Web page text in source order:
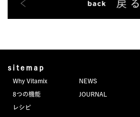
sitemap
Why Vitamix
8つの機能
レシピ
NEWS
JOURNAL